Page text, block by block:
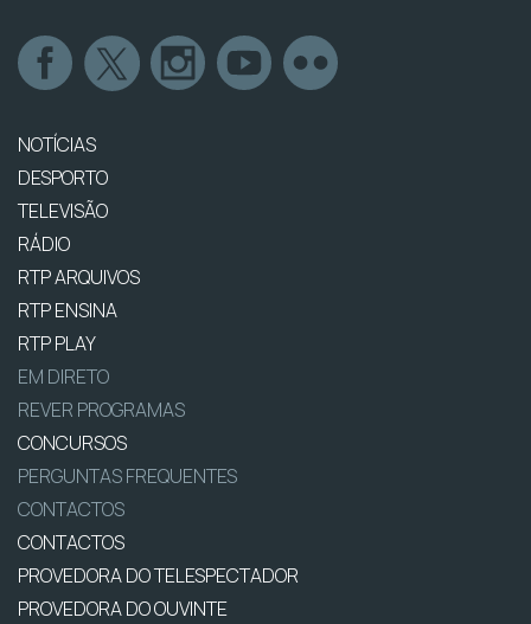
NOTÍCIAS
DESPORTO
TELEVISÃO
RÁDIO
RTP ARQUIVOS
RTP ENSINA
RTP PLAY
EM DIRETO
REVER PROGRAMAS
CONCURSOS
PERGUNTAS FREQUENTES
CONTACTOS
CONTACTOS
PROVEDORA DO TELESPECTADOR
PROVEDORA DO OUVINTE